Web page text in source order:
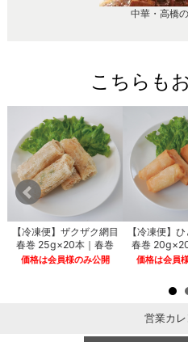
中華・高橋
こちらも
【冷凍便】ザクザク網目
春巻 25g×20本｜春巻
価格は会員様のみ公開
【冷凍便】
春巻
価格は会員
営業カ